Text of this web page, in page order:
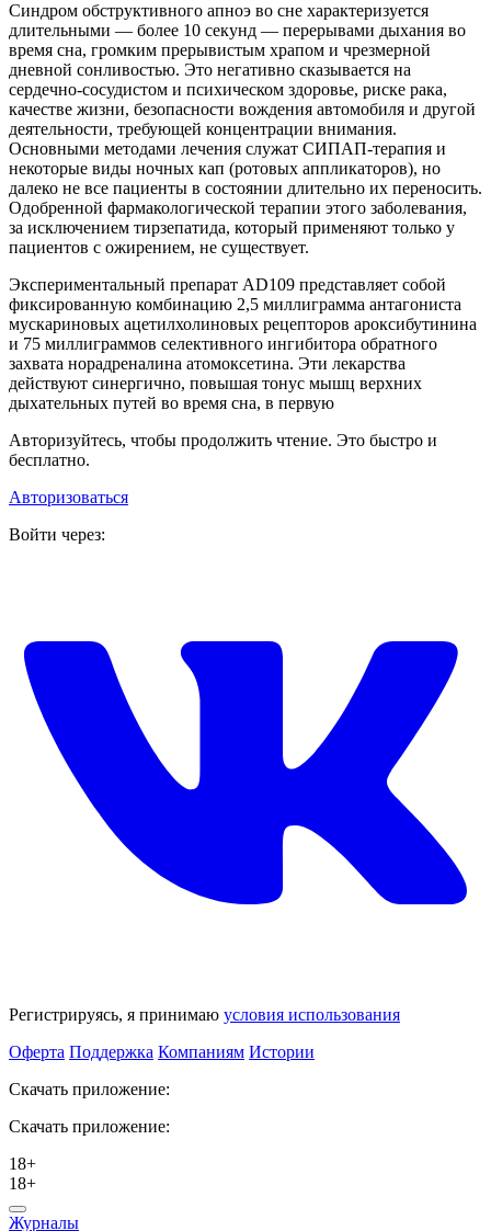
Синдром обструктивного апноэ во сне характеризуется
длительными — более 10 секунд — перерывами дыхания во
время сна, громким прерывистым храпом и чрезмерной
дневной сонливостью. Это негативно сказывается на
сердечно-сосудистом и психическом здоровье, риске рака,
качестве жизни, безопасности вождения автомобиля и другой
деятельности, требующей концентрации внимания.
Основными методами лечения служат СИПАП-терапия и
некоторые виды ночных кап (ротовых аппликаторов), но
далеко не все пациенты в состоянии длительно их переносить.
Одобренной фармакологической терапии этого заболевания,
за исключением тирзепатида, который применяют только у
пациентов с ожирением, не существует.
Экспериментальный препарат AD109 представляет собой
фиксированную комбинацию 2,5 миллиграмма антагониста
мускариновых ацетилхолиновых рецепторов ароксибутинина
и 75 миллиграммов селективного ингибитора обратного
захвата норадреналина атомоксетина. Эти лекарства
действуют синергично, повышая тонус мышц верхних
дыхательных путей во время сна, в первую
Авторизуйтесь, чтобы продолжить чтение. Это быстро и
бесплатно.
Авторизоваться
Войти через:
Регистрируясь, я принимаю условия использования
Оферта Поддержка Компаниям Истории
Скачать приложение:
Скачать приложение:
18+
18+
Журналы